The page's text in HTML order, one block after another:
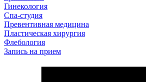
Гинекология
Спа-студия
Превентивная медицина
Пластическая хирургия
Флебология
Запись на прием